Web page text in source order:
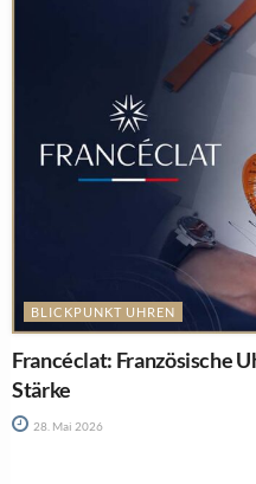
BLICKPUNKT UHREN
Francéclat: Französische
Stärke
28. Mai 2026